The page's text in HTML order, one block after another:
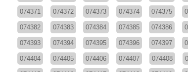
074371 074372 074373 074374 074375
074382 074383 074384 074385 074386
074393 074394 074395 074396 074397
074404 074405 074406 074407 074408